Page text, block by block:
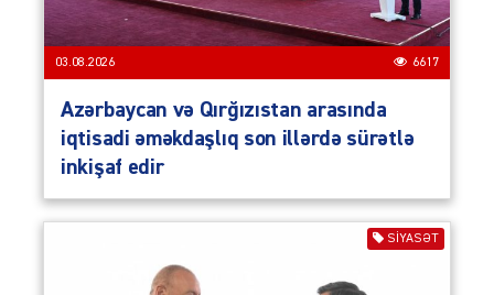
03.08.2026 6617
Azərbaycan və Qırğızıstan arasında
iqtisadi əməkdaşlıq son illərdə sürətlə
inkişaf edir
SIYASƏT